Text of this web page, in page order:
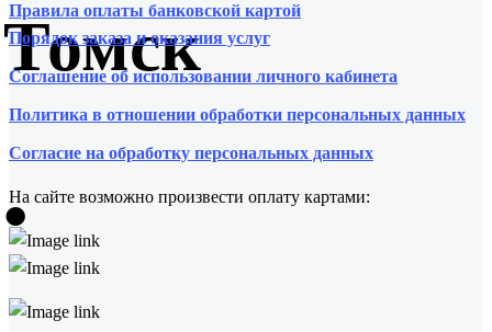
Томск
•
Правила оплаты банковской картой
Порядок заказа и оказания услуг
Соглашение об использовании личного кабинета
Политика в отношении обработки персональных данных
Согласие на обработку персональных данных
На сайте возможно произвести оплату картами: